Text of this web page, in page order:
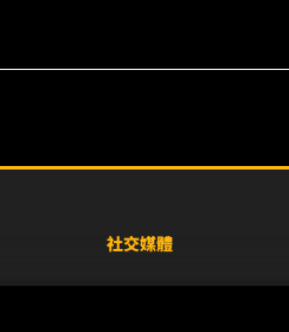
社交媒體